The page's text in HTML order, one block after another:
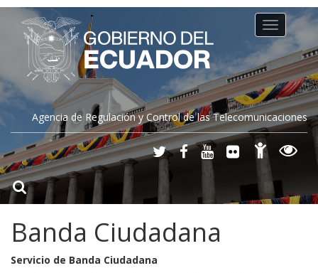
Agencia de Regulación y Control de las Telecomunicaciones
Toggle
navigation
Banda Ciudadana
Servicio de Banda Ciudadana